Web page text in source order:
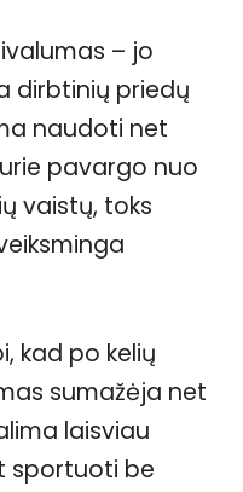
– jo
dirbtinių priedų
naudoti net
pavargo nuo
vaistų, toks
kad po kelių
sumažėja net
laisviau
sportuoti be